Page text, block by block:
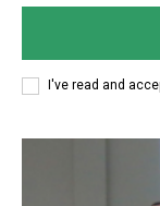
I've read and